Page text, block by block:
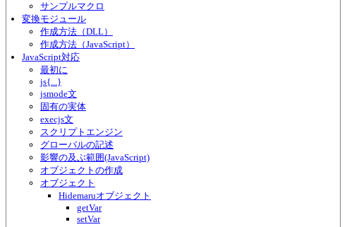
サンプルマクロ
変換モジュール
作成方法（DLL）
作成方法（JavaScript）
JavaScript対応
最初に
js{...}
jsmode文
固有の実体
execjs文
スクリプトエンジン
グローバルの記述
影響の及ぶ範囲(JavaScript)
オブジェクトの作成
オブジェクト
Hidemaruオブジェクト
getVar
setVar